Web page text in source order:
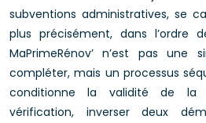
subventions administratives, se
plus précisément, dans l’ordre
MaPrimeRénov’ n’est pas une
compléter, mais un processus
conditionne la validité de la
vérification, inverser deux